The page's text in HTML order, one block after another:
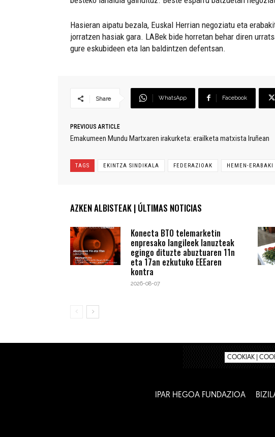
Hasieran aipatu bezala, Euskal Herrian negoziatu eta
jorratzen hasiak gara. LABek bide horretan behar diren
gure eskubideen eta lan baldintzen defentsan.
Share WhatsApp Facebook
PREVIOUS ARTICLE
Emakumeen Mundu Martxaren irakurketa: erailketa matxista Iruñean
TAGS EKINTZA SINDIKALA FEDERAZIOAK HEMEN-ERABAKI
AZKEN ALBISTEAK | ÚLTIMAS NOTICIAS
Konecta BTO telemarketin
enpresako langileek lanuzteak
egingo dituzte abuztuaren 11n
eta 17an ezkutuko EEEaren
kontra
2026-08-07
COOKIAK |
IPAR HEGOA FUNDAZIOA